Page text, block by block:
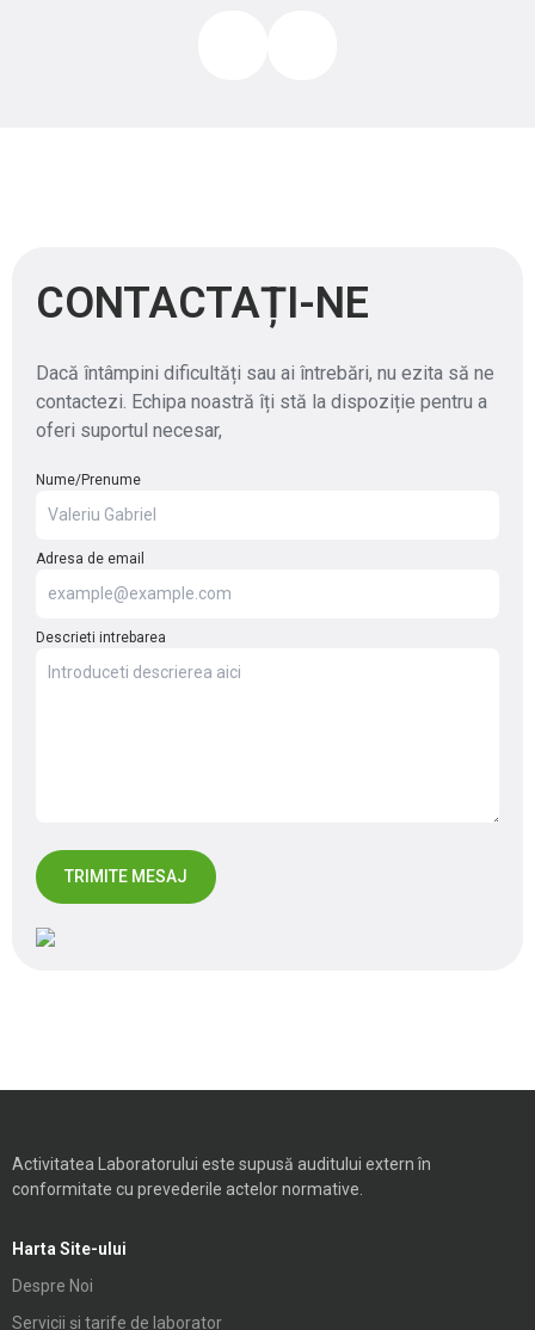
CONTACTAȚI-NE
Dacă întâmpini dificultăți sau ai întrebări, nu ezita să ne
contactezi. Echipa noastră îți stă la dispoziție pentru a
oferi suportul necesar,
Nume/Prenume
Adresa de email
Descrieti intrebarea
Activitatea Laboratorului este supusă auditului extern în
conformitate cu prevederile actelor normative.
Harta Site-ului
Despre Noi
Servicii și tarife de laborator